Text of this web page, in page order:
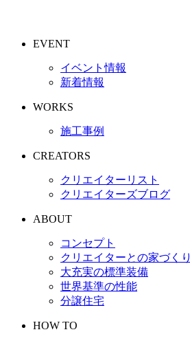
EVENT
イベント情報
新着情報
WORKS
施工事例
CREATORS
クリエイターリスト
クリエイターズブログ
ABOUT
コンセプト
クリエイターとの家づくり
大充実の標準装備
世界基準の性能
分譲住宅
HOW TO